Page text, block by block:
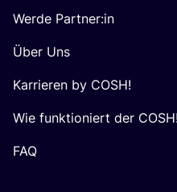
Werde Partner:in
Über Uns
Karrieren by COSH!
Wie funktioniert der
FAQ